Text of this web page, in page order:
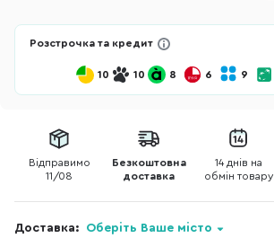
Розстрочка та кредит
10 10 8 6 9
Відправимо
11/08
Безкоштовна
доставка
14 днів на
обмін товару
Доставка: Оберіть Ваше місто